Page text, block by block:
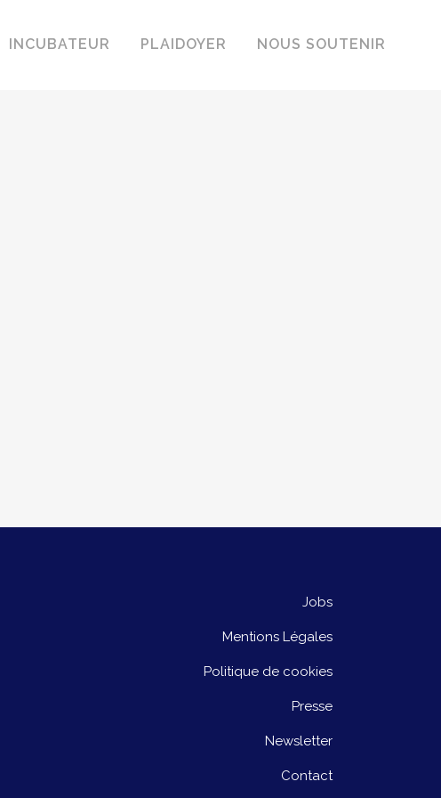
INCUBATEUR PLAIDOYER NOUS SOUTENIR
Jobs
Mentions Légales
Politique de cookies
Presse
Newsletter
Contact